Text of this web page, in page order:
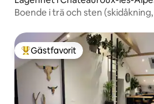
Boende i trä och sten
Populär gästfavorit
Gästfavorit